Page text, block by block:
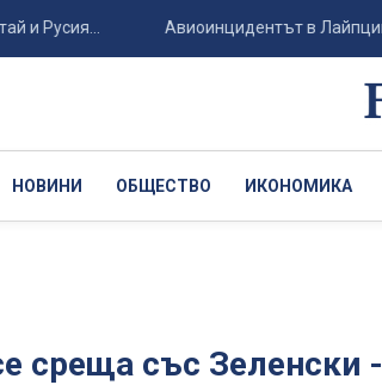
Авиоинцидентът в Лайпциг:
НОВИНИ ОБЩЕСТВО ИКОНОМИКА
среща със